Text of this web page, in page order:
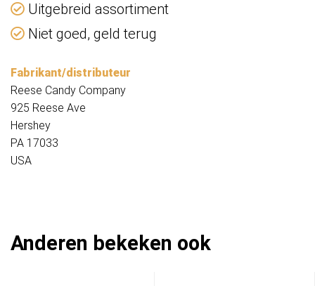
Uitgebreid assortiment
Niet goed, geld terug
Fabrikant/distributeur
Reese Candy Company
925 Reese Ave
Hershey
PA 17033
USA
Anderen bekeken ook